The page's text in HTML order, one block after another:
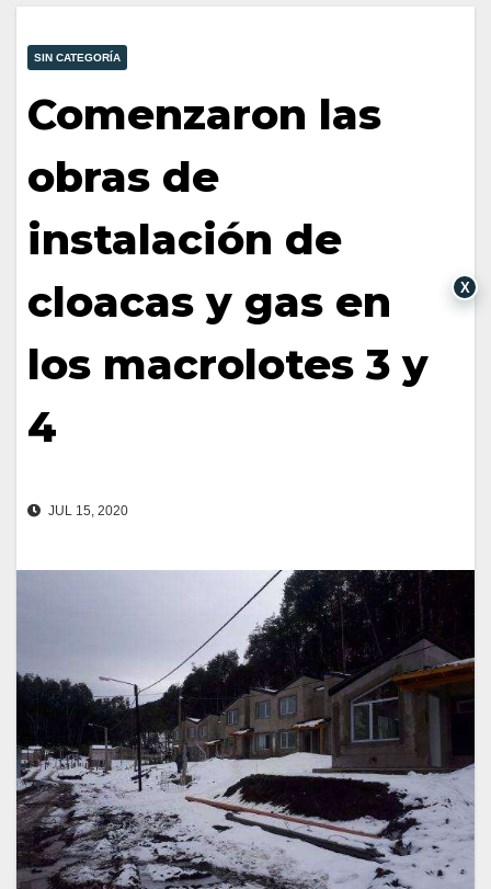
SIN CATEGORÍA
Comenzaron las
obras de
instalación de
cloacas y gas en
los macrolotes 3 y
4
JUL 15, 2020
X